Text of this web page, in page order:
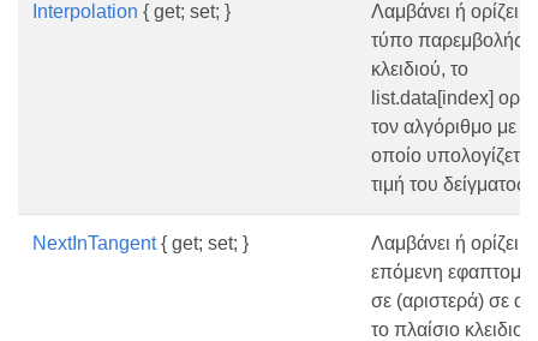
Interpolation { get; set; }
Λαμβάνει ή ορίζει
τύπο παρεμβολής
κλειδιού, το
list.data[index]
τον αλγόριθμο με
οποίο
τιμή του δείγματος.
NextInTangent{ get; set; }
Λαμβάνει ή ορίζει
επόμενη
σε (αριστερά) σε
το πλαίσιο κλειδιού.